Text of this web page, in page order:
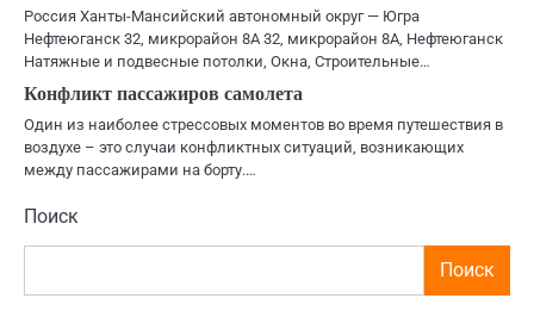
Россия Ханты-Мансийский автономный округ — Югра
Нефтеюганск 32, микрорайон 8А 32, микрорайон 8А, Нефтеюганск
Натяжные и подвесные потолки, Окна, Строительные…
Конфликт пассажиров самолета
Один из наиболее стрессовых моментов во время путешествия в
воздухе – это случаи конфликтных ситуаций, возникающих
между пассажирами на борту.…
Поиск
Поиск